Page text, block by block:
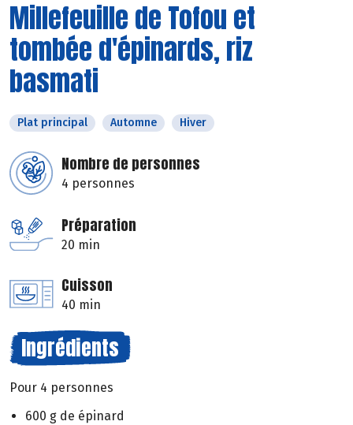
Millefeuille de Tofou et
tombée d'épinards, riz
basmati
Plat principal Automne Hiver
Nombre de personnes
4 personnes
Préparation
20 min
Cuisson
40 min
Ingrédients
Pour 4 personnes
600 g de épinard